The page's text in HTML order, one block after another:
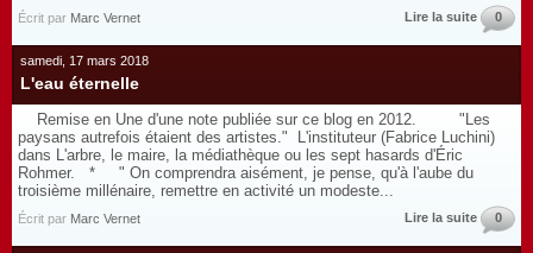
Écrit par Marc Vernet Lire la suite 0
samedi, 17 mars 2018
L'eau éternelle
Remise en Une d'une note publiée sur ce blog en 2012. "Les
paysans autrefois étaient des artistes." L'instituteur (Fabrice Luchini)
dans L'arbre, le maire, la médiathèque ou les sept hasards d'Éric
Rohmer. * " On comprendra aisément, je pense, qu'à l'aube du
troisième millénaire, remettre en activité un modeste...
Écrit par Marc Vernet Lire la suite 0